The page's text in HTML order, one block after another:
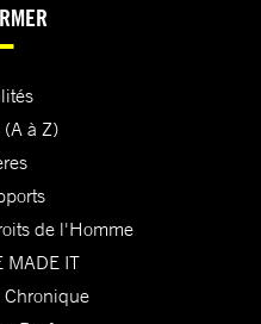
(A à Z)
de l'Homme
MADE IT
Chronique